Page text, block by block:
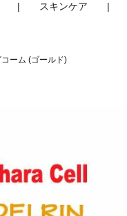
スキンケア
ーム (ゴールド)